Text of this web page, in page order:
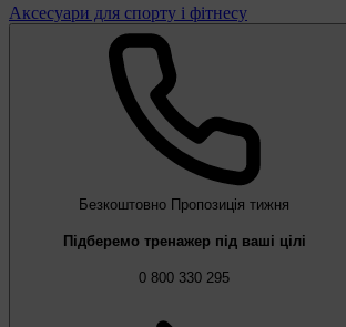
Аксесуари для спорту і фітнесу
Безкоштовно Пропозиція тижня
Підберемо тренажер під ваші цілі
0 800 330 295